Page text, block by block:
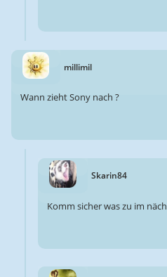
millimil
Wann zieht Sony nach ?
Skarin84
Komm sicher was zu im